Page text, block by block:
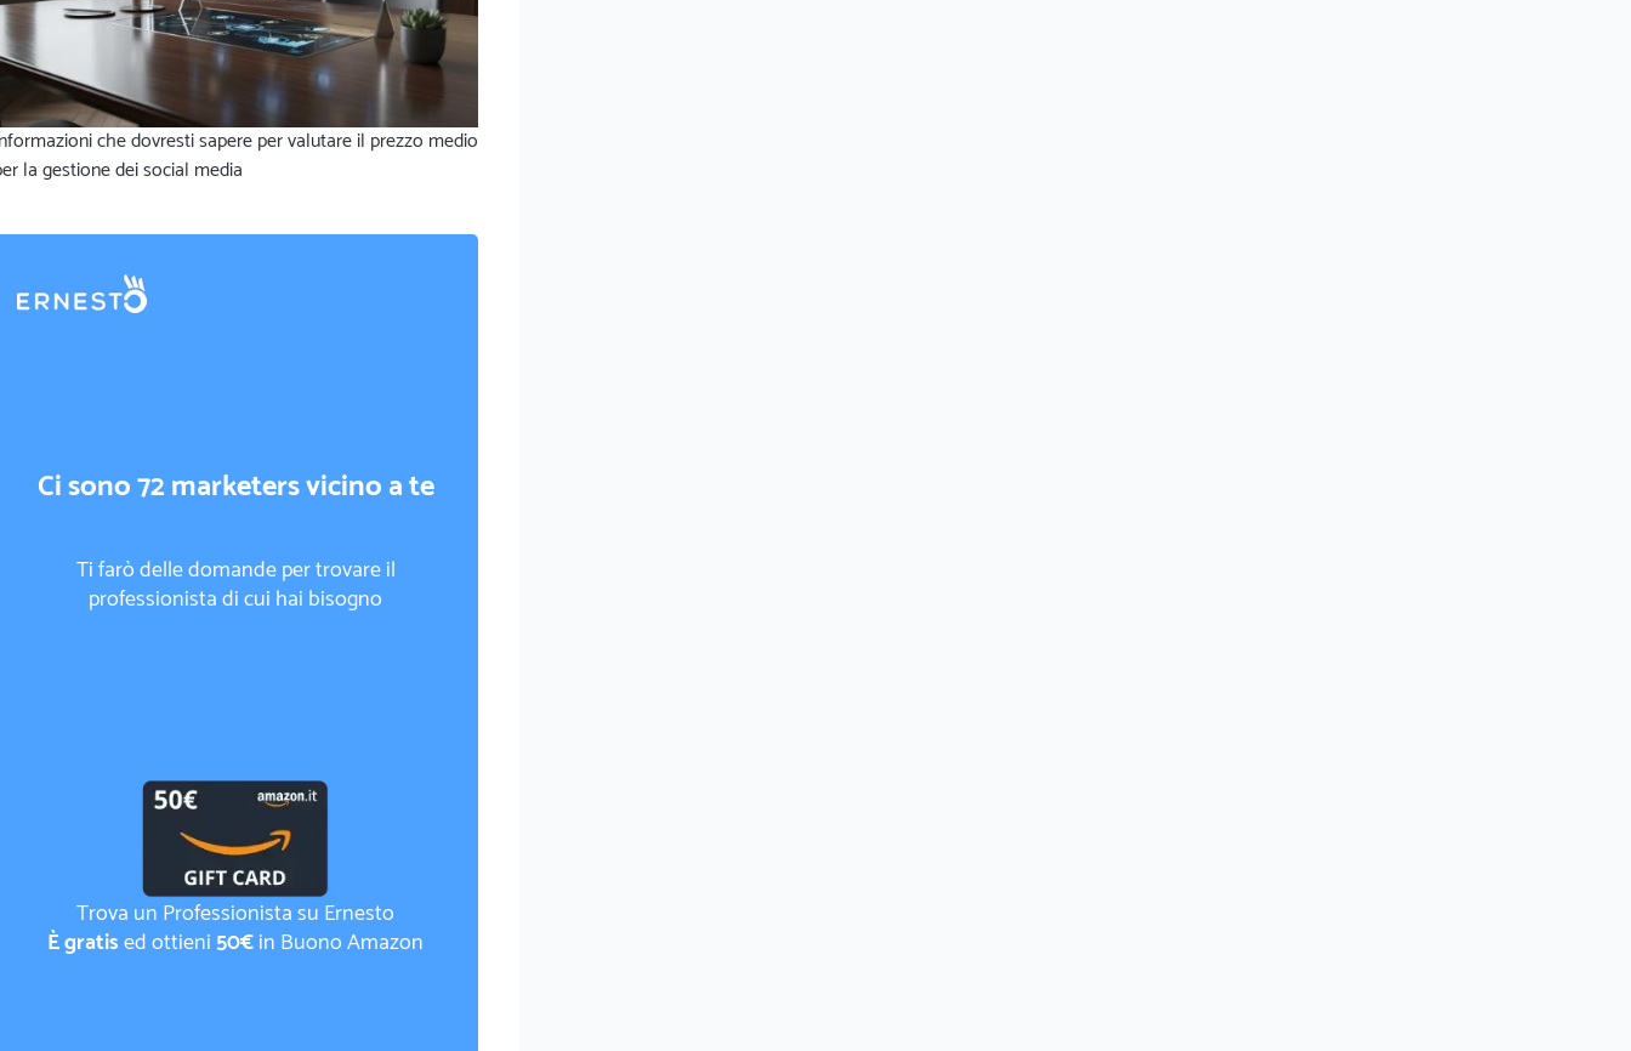
che dovresti sapere per valutare il prezzo medio
la gestione dei social media
Ci sono 72 marketers vicino a te
Ti farò delle domande per trovare il
professionista di cui hai bisogno
Trova un Professionista su Ernesto
È gratised ottieni50€in Buono Amazon